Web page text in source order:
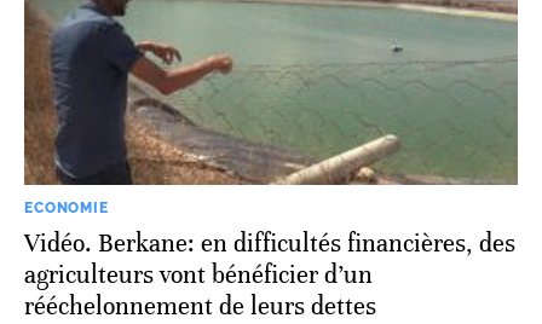
ECONOMIE
Vidéo. Berkane: en difficultés financières, des
agriculteurs vont bénéficier d’un
rééchelonnement de leurs dettes